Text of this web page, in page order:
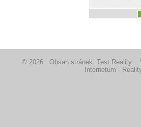
© 2026 Obsah stránek: Test
Internetum -